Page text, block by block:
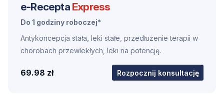
e-Recepta Express
Do 1 godziny roboczej*
Antykoncepcja stała, leki stałe, przedłużenie terapii w
chorobach przewlekłych, leki na potencję.
69.98 zł Rozpocznij konsultację